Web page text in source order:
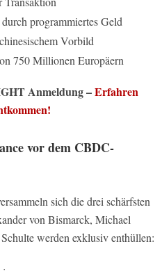
programmiertes Geld
Vorbild
750 Millionen Europäern
Anmeldung –Erfahren
vor dem CBDC-
sich die drei schärfsten
von Bismarck, Michael
werden exklusiv enthüllen: